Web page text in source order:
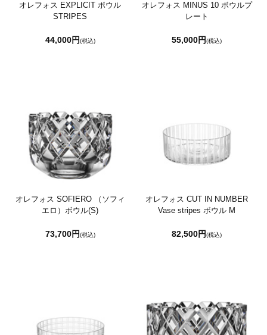
オレフォス EXPLICIT ボウル
STRIPES
44,000円(税込)
オレフォス MINUS 10 ボウルプ
レート
55,000円(税込)
オレフォス SOFIERO （ソフィ
エロ）ボウル(S)
73,700円(税込)
オレフォス CUT IN NUMBER
Vase stripes ボウル M
82,500円(税込)